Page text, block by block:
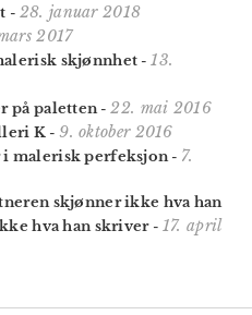
- 28. januar 2018
2017
skjønnhet -13.
på paletten-22. mai 2016
K -9. oktober 2016
malerisk perfeksjon- 7.
skjønner ikke hva han
hva han skriver- 17. april